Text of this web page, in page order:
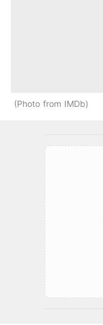
Photo from IMDb